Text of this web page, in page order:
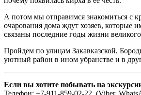
А потом мы отправимся знакомиться с
очарования дома ждут хозяев, которые
связаны последние годы жизни
Пройдем по улицам Закавказской,
уютный район в ином убранстве и в
Если вы хотите побывать на
Телефон: +7-911-859-02-22 (Viber,